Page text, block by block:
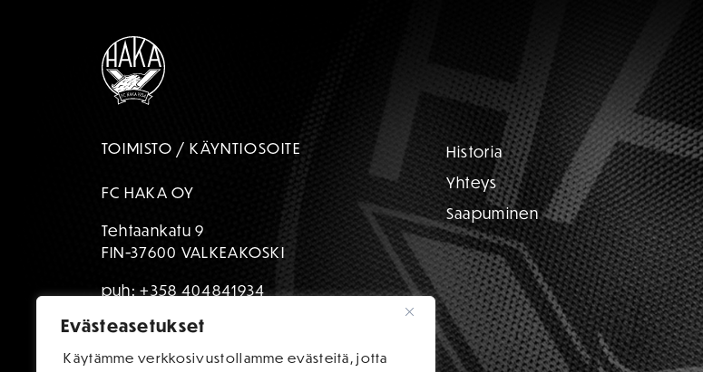
Evästeasetukset
Käytämme verkkosivustollamme evästeitä, jotta
TOIMISTO / KÄYNTIOSOITE
FC HAKA OY
Tehtaankatu 9
FIN-37600 VALKEAKOSKI
puh:+358 404841934
toimisto@fchaka.fi
Historia
Yhteys
Saapuminen